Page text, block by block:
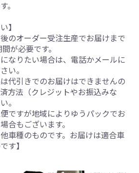
。
】
のオーダー受注生産でお届けまで
が必要です。
なりたい場合は、電話かメールに
い。
代引きでのお届けはできませんの
方法（クレジットやお振込みな
。
ですが地域によりゆうパックでお
合もございます。
車種のものです。お届けは適合車
す】